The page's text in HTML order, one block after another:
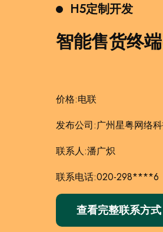
H5定制开发
智能售货终
价格:电联
发布公司:广州星粤网络
联系人:潘广炽
联系电话:020-298****6
查看完整联系方式